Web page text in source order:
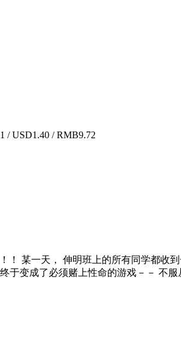
/ USD1.40 / RMB9.72
！ 某一天， 伸明班上的所有同学都收
于变成了必须赌上性命的游戏－－ 不